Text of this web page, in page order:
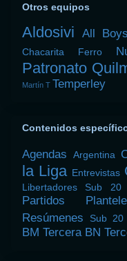
Otros equipos
Aldosivi All Boys
Chacarita Ferro
Patronato
Martín T Temperley
Contenidos
Agendas Argentina
la Liga Entrevistas
Libertadores Sub 20
Partidos
Resúmenes
Sub 20
BM Tercera BN